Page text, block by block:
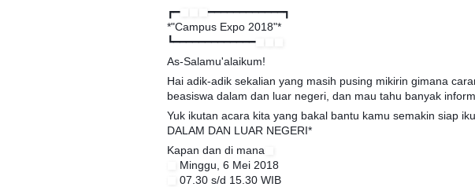
┏━
━━━━━━━━━━━━┓
*"Campus Expo 2018"*
┗━━━━━━━━━━━━━
As-Salamu'alaikum!
Hai adik-adik sekalian yang masih pusing mikirin gimana
beasiswa dalam dan luar negeri, dan mau tahu banyak
Yuk ikutan acara kita yang bakal bantu kamu semakin siap
DALAM DAN LUAR NEGERI*
Kapan dan di mana
​Minggu, 6 Mei 2018
​07.30 s/d 15.30 WIB